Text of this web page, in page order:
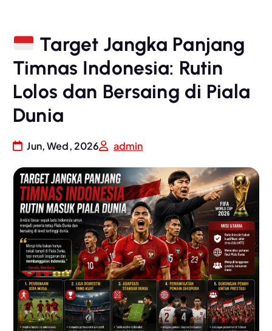
Target Jangka Panjang
Timnas Indonesia: Rutin
Lolos dan Bersaing di Piala
Dunia
Jun, Wed, 2026 admin